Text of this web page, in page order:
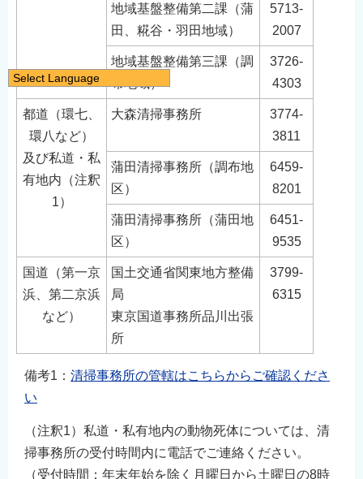
地域基盤整備第二課（蒲
田、糀谷・羽田地域）
5713-
2007
地域基盤整備第三課（調
布地域）
3726-
4303
都道（環七、
環八など）
及び私道・私
有地内（注釈
1）
大森清掃事務所
3774-
3811
蒲田清掃事務所（調布地
区）
6459-
8201
蒲田清掃事務所（蒲田地
区）
6451-
9535
国道（第一京
浜、第二京浜
など）
国土交通省関東地方整備
局
東京国道事務所品川出張
所
3799-
6315
備考1： 清掃事務所の管轄はこちらからご確認くださ
い
（注釈1）私道・私有地内の動物死体については、清
掃事務所の受付時間内に電話でご連絡ください。
（受付時間：年末年始を除く月曜日から土曜日の8時
Select Language
日本語
English
简体中文
繁體中文